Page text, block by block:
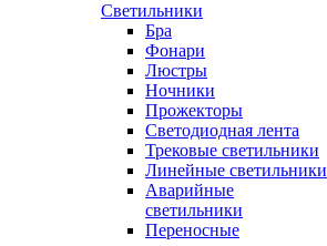
Светильники
Бра
Фонари
Люстры
Ночники
Прожекторы
Светодиодная лента
Трековые светильники
Линейные светильники
Аварийные
светильники
Переносные